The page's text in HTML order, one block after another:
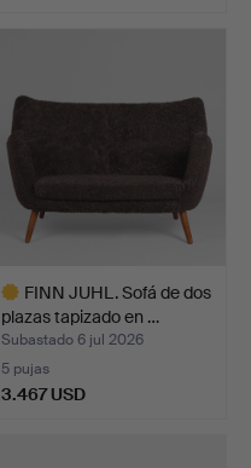
FINN JUHL. Sofá de dos
plazas tapizado en …
Subastado 6 jul 2026
5 pujas
3.467 USD